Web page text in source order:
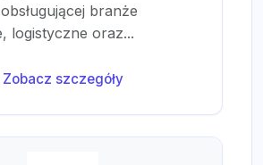
branże
logistyczne oraz...
Zobacz szczegóły